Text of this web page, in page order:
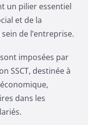
un pilier essentiel
et de la
de l’entreprise.
imposées par
SSCT, destinée à
dans les